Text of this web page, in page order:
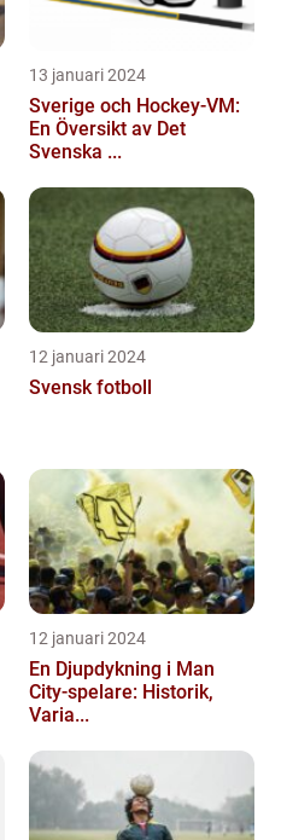
13 januari 2024
Sverige och Hockey-VM:
En Översikt av Det
Svenska ...
12 januari 2024
Svensk fotboll
12 januari 2024
En Djupdykning i Man
City-spelare: Historik,
Varia...